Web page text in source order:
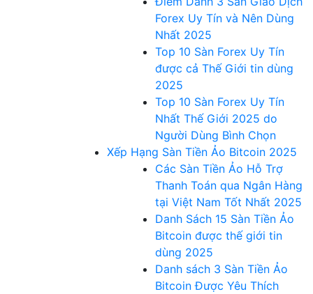
Forex Uy Tín và Nên Dùng
Nhất 2025
Top 10 Sàn Forex Uy Tín
được cả Thế Giới tin dùng
2025
Top 10 Sàn Forex Uy Tín
Nhất Thế Giới 2025 do
Người Dùng Bình Chọn
Xếp Hạng Sàn Tiền Ảo Bitcoin 2025
Các Sàn Tiền Ảo Hỗ Trợ
Thanh Toán qua Ngân Hàng
tại Việt Nam Tốt Nhất 2025
Danh Sách 15 Sàn Tiền Ảo
Bitcoin được thế giới tin
dùng 2025
Danh sách 3 Sàn Tiền Ảo
Bitcoin Được Yêu Thích